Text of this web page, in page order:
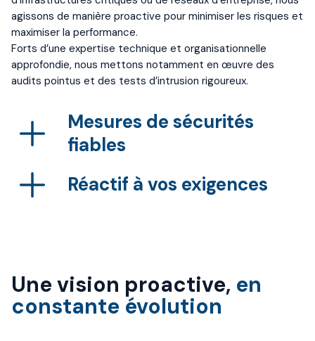
agissons de manière proactive pour minimiser les risques et
maximiser la performance.
Forts d’une expertise technique et organisationnelle
approfondie, nous mettons notamment en œuvre des
audits pointus et des tests d’intrusion rigoureux.
Mesures de sécurités
fiables
Réactif à vos exigences
Une vision proactive, en
constante évolution